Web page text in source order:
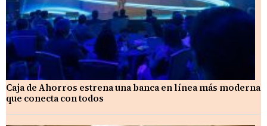
Caja de Ahorros estrena una banca en línea más moderna
que conecta con todos